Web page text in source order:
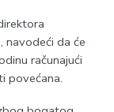
navodeći da će
računajući
povećana.